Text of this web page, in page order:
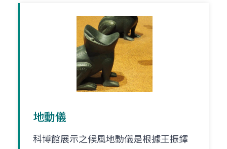
地動儀
科博館展示之候風地動儀是根據王振鐸